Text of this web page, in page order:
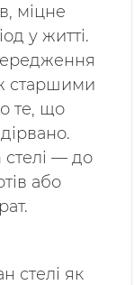
міцне
у житті.
старшими
те, що
стелі — до
або
стелі як